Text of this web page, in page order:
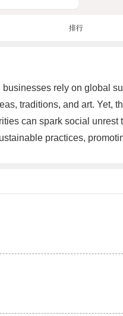
排行
rely on global
traditions, and art. Yet,
can spark social unrest
practices,